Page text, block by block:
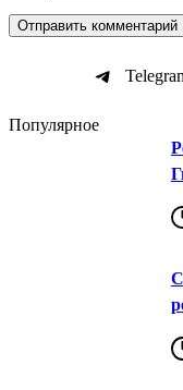
Популярное